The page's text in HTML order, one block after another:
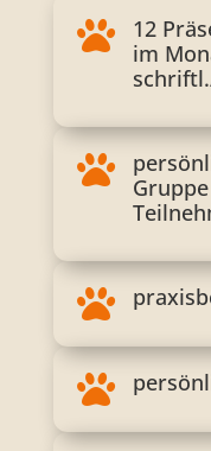

12
im


